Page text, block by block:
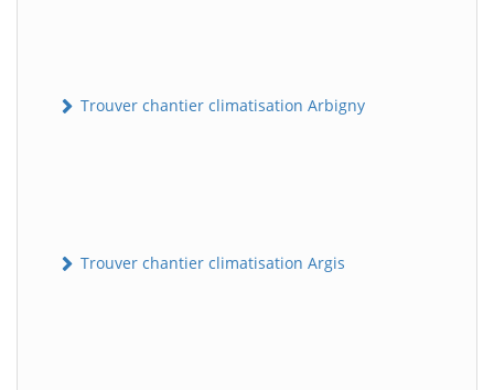
Trouver chantier climatisation Arbigny
Trouver chantier climatisation Argis